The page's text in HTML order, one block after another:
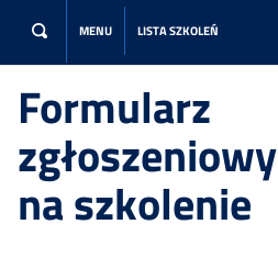
MENU LISTA SZKOLEŃ
Formularz
zgłoszeniowy
na szkolenie